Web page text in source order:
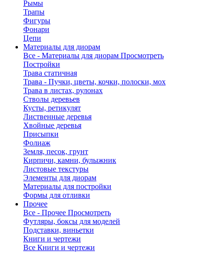
Рымы
Трапы
Фигуры
Фонари
Цепи
Материалы для диорам
Все - Материалы для диорам Просмотреть
Постройки
Трава статичная
Трава - Пучки, цветы, кочки, полоски, мох
Трава в листах, рулонах
Стволы деревьев
Кусты, ретикулят
Лиственные деревья
Хвойные деревья
Присыпки
Фолиаж
Земля, песок, грунт
Кирпичи, камни, булыжник
Листовые текстуры
Элементы для диорам
Материалы для постройки
Формы для отливки
Прочее
Все - Прочее Просмотреть
Футляры, боксы для моделей
Подставки, виньетки
Книги и чертежи
Все Книги и чертежи